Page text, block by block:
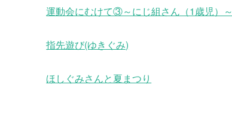
運動会にむけて③～にじ組さん（1歳児）～
指先遊び(ゆきぐみ)
ほしぐみさんと夏まつり